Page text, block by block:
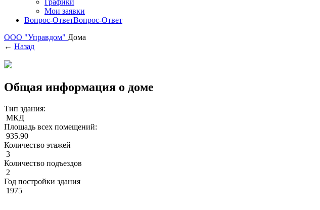
Мои заявки
Вопрос-ОтветВопрос-Ответ
ООО "Управдом" Дома
← Назад
Общая информация о доме
Тип здания:
МКД
Площадь всех помещений:
935.90
Количество этажей
3
Количество подъездов
2
Год постройки здания
1975